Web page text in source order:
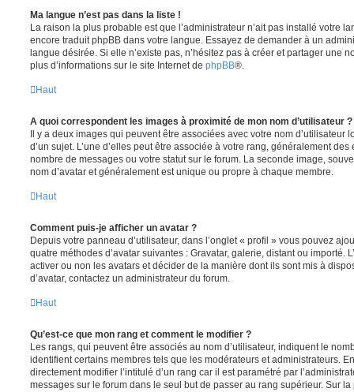
Ma langue n’est pas dans la liste !
La raison la plus probable est que l’administrateur n’ait pas installé votre
encore traduit phpBB dans votre langue. Essayez de demander à un
langue désirée. Si elle n’existe pas, n’hésitez pas à créer et partager une
plus d’informations sur le site Internet de phpBB®.
Haut
A quoi correspondent les images à proximité de mon nom d’utilisateur ?
Il y a deux images qui peuvent être associées avec votre nom d’utilisateur
d’un sujet. L’une d’elles peut être associée à votre rang, généralement
nombre de messages ou votre statut sur le forum. La seconde image,
nom d’avatar et généralement est unique ou propre à chaque membre.
Haut
Comment puis-je afficher un avatar ?
Depuis votre panneau d’utilisateur, dans l’onglet « profil » vous pouvez
quatre méthodes d’avatar suivantes : Gravatar, galerie, distant ou importé.
activer ou non les avatars et décider de la manière dont ils sont mis à
d’avatar, contactez un administrateur du forum.
Haut
Qu’est-ce que mon rang et comment le modifier ?
Les rangs, qui peuvent être associés au nom d’utilisateur, indiquent le
identifient certains membres tels que les modérateurs et administrateurs.
directement modifier l’intitulé d’un rang car il est paramétré par
messages sur le forum dans le seul but de passer au rang supérieur. Sur